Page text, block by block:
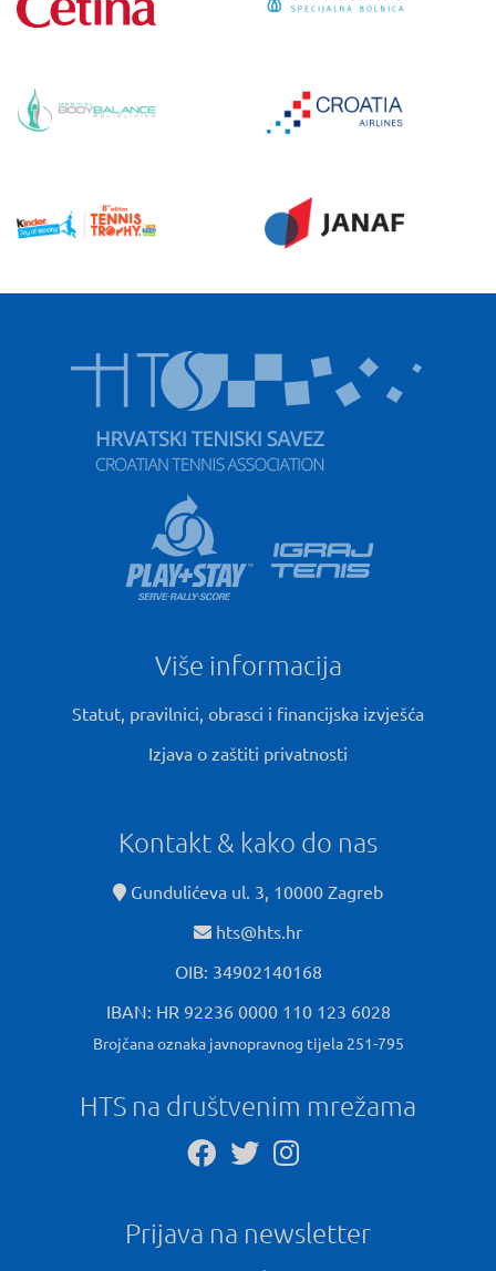
Više informacija
Statut, pravilnici, obrasci i financijska izvješća
Izjava o zaštiti privatnosti
Kontakt & kako do nas
Gundulićeva ul. 3, 10000 Zagreb
hts@hts.hr
OIB: 34902140168
IBAN: HR 92236 0000 110 123 6028
Brojčana oznaka javnopravnog tijela 251-795
HTS na društvenim mrežama
Prijava na newsletter